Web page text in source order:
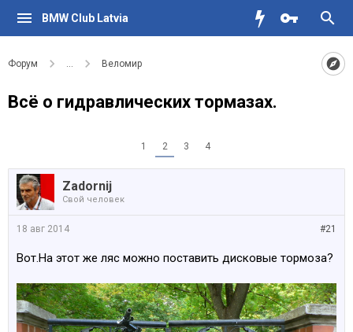
BMW Club Latvia
Форум ... Веломир
Всё о гидравлических тормазах.
1 2 3 4
Zadornij
Свой человек
#21
18 авг 2014
Вот.На этот же ляс можно поставить дисковые тормоза?